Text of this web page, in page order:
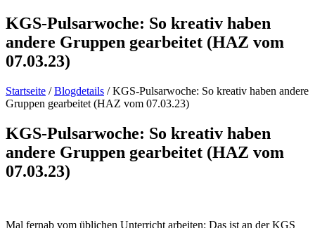
KGS-Pulsarwoche: So kreativ haben
andere Gruppen gearbeitet (HAZ vom
07.03.23)
Startseite /Blogdetails /KGS-Pulsarwoche: So kreativ haben andere
Gruppen gearbeitet (HAZ vom 07.03.23)
KGS-Pulsarwoche: So kreativ haben
andere Gruppen gearbeitet (HAZ vom
07.03.23)
Mal fernab vom üblichen Unterricht arbeiten: Das ist an der KGS